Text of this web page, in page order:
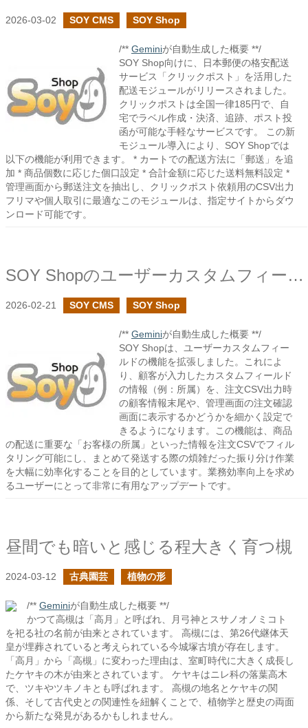
2026-03-02 SOY CMS SOY Shop
/** Geminiが自動生成した概要 **/
SOY Shop向けに、日本郵便の格安配送
サービス「クリックポスト」を活用した
配送モジュールがリリースされました。
クリックポストは全国一律185円で、自
宅でラベル作成・決済、追跡、ポスト投
函が可能な手軽なサービスです。 この新
モジュール導入により、SOY Shopでは
以下の機能が利用できます。 * カートでの配送方法に「郵送」を追
加 * 商品個数に応じた個口設定 * 合計金額に応じた送料無料設定 *
管理画面から郵送注文を抽出し、クリックポスト依頼用のCSV出力
フリマや個人取引に最適なこのモジュールは、指定サイトからダウ
ンロード可能です。
SOY Shopのユーザーカスタムフィールドで注文CSVの設定を追加しました
2026-02-21 SOY CMS SOY Shop
/** Geminiが自動生成した概要 **/
SOY Shopは、ユーザーカスタムフィー
ルドの機能を拡張しました。これによ
り、顧客が入力したカスタムフィールド
の情報（例：所属）を、注文CSV出力時
の顧客情報末尾や、管理画面の注文確認
画面に表示するかどうかを細かく設定で
きるようになります。この機能は、商品
の配送に重要な「お客様の所属」といった情報を注文CSVでフィル
タリング可能にし、まとめて発送する際の煩雑だった振り分け作業
を大幅に効率化することを目的としています。業務効率向上を求め
るユーザーにとって非常に有用なアップデートです。
昼間でも暗いと感じる程大きく育つ槻
2024-03-12 古典園芸 植物の形
/** Geminiが自動生成した概要 **/
かつて高槻は「高月」と呼ばれ、月弓神とスサノオノミコト
を祀る社の名前が由来とされています。 高槻には、第26代継体天
皇が埋葬されていると考えられている今城塚古墳が存在します。
「高月」から「高槻」に変わった理由は、室町時代に大きく成長し
たケヤキの木が由来とされています。 ケヤキはニレ科の落葉高木
で、ツキやツキノキとも呼ばれます。 高槻の地名とケヤキの関
係、そして古代史との関連性を紐解くことで、植物学と歴史の両面
から新たな発見があるかもしれません。